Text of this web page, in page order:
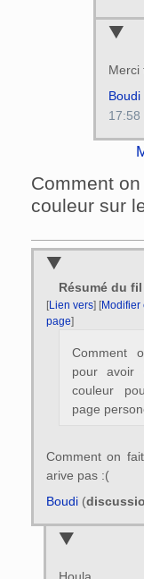
Merci
Boudi
17:58
Comment
couleur sur
Résumé du fil
[Lien vers] [Modifier
page]
Comment
pour avoir
couleur
page
Comment on
arive pas :(
Boudi(